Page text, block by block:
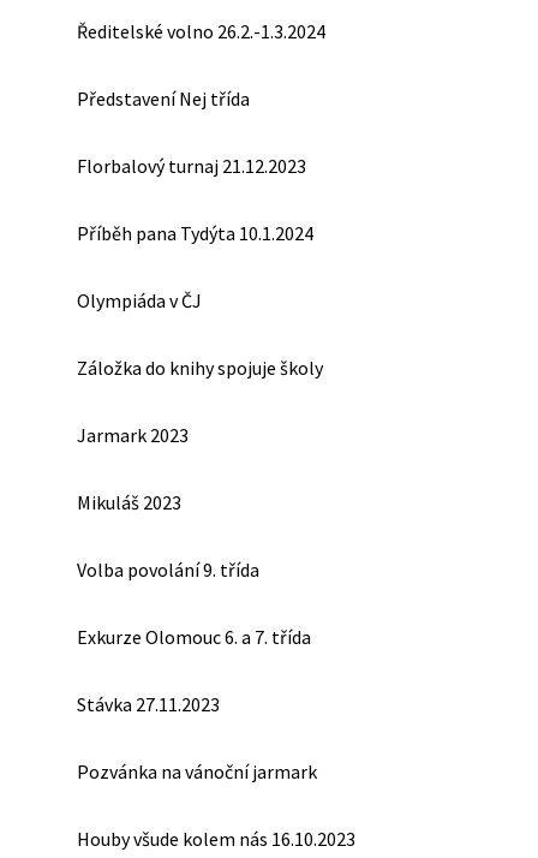
Ředitelské volno 26.2.-1.3.2024
Představení Nej třída
Florbalový turnaj 21.12.2023
Příběh pana Tydýta 10.1.2024
Olympiáda v ČJ
Záložka do knihy spojuje školy
Jarmark 2023
Mikuláš 2023
Volba povolání 9. třída
Exkurze Olomouc 6. a 7. třída
Stávka 27.11.2023
Pozvánka na vánoční jarmark
Houby všude kolem nás 16.10.2023